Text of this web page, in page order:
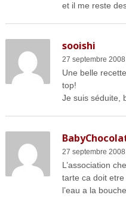
et il me reste
sooishi
27 septembre 2008
Une belle
top!
Je suis séduite,
27 septembre 2008
L’association
tarte ca doit
l’eau a la bouche